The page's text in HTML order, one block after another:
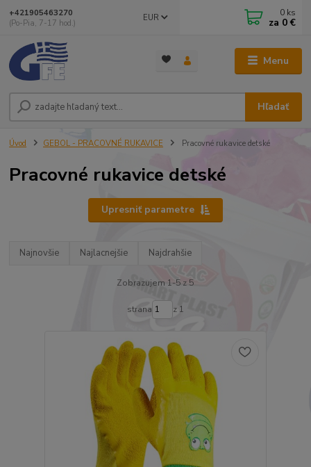
Menu
EUR
Hľadať
+421905463270
(Po-Pia, 7-17 hod.)
0 ks
za 0 €
Úvod GEBOL - PRACOVNÉ RUKAVICE Pracovné rukavice detské
Pracovné rukavice detské
Upresniť parametre
Najnovšie Najlacnejšie Najdrahšie
Zobrazujem 1-5 z 5
strana z 1